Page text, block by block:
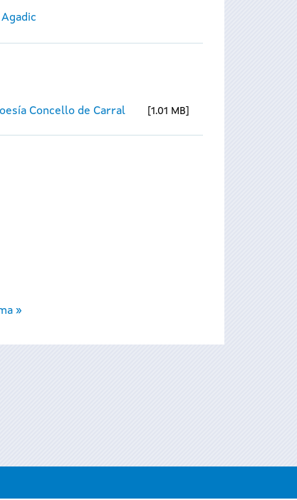
Concello de Carral 1.01 MB
»